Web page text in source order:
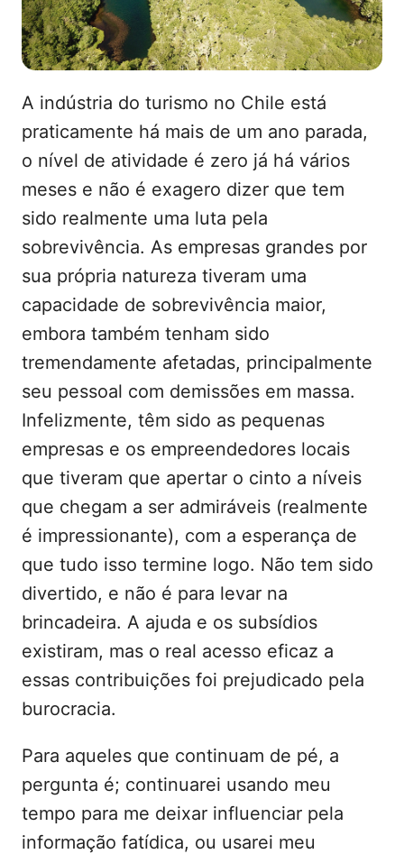
A indústria do turismo no Chile está
praticamente há mais de um ano parada,
o nível de atividade é zero já há vários
meses e não é exagero dizer que tem
sido realmente uma luta pela
sobrevivência. As empresas grandes por
sua própria natureza tiveram uma
capacidade de sobrevivência maior,
embora também tenham sido
tremendamente afetadas, principalmente
seu pessoal com demissões em massa.
Infelizmente, têm sido as pequenas
empresas e os empreendedores locais
que tiveram que apertar o cinto a níveis
que chegam a ser admiráveis (realmente
é impressionante), com a esperança de
que tudo isso termine logo. Não tem sido
divertido, e não é para levar na
brincadeira. A ajuda e os subsídios
existiram, mas o real acesso eficaz a
essas contribuições foi prejudicado pela
burocracia.
Para aqueles que continuam de pé, a
pergunta é; continuarei usando meu
tempo para me deixar influenciar pela
informação fatídica, ou usarei meu